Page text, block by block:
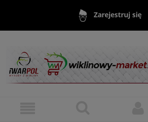
Zarejestruj się